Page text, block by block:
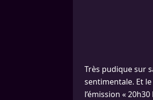
Très pudique sur
sentimentale. Et
l’émission «